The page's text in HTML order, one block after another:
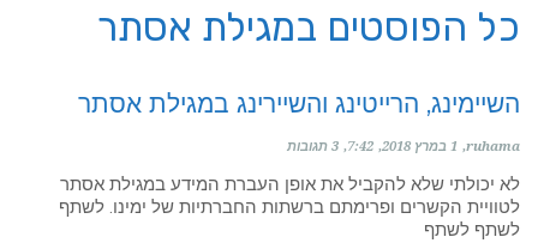
כל הפוסטים במגילת אסתר
השיימינג, הרייטינג והשיירינג במגילת אסתר
ruhama 1 במרץ 2018 7:42 3 תגובות
לא יכולתי שלא להקביל את אופן העברת המידע במגילת אסתר
לטוויית הקשרים ופרימתם ברשתות החברתיות של ימינו. לשתף
לשתף לשתף